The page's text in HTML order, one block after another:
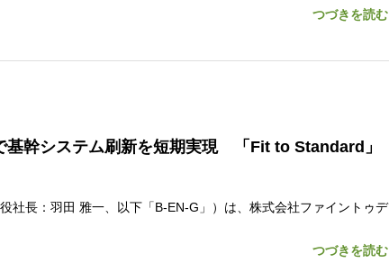
つづきを読む
幹システム刷新を短期実現 「Fit to Standard」
社長：羽田 雅一、以下「B-EN-G」）は、株式会社ファイントゥデ
つづきを読む